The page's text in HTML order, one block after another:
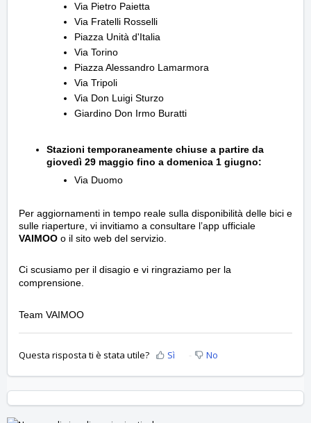
Via Pietro Paietta
Via Fratelli Rosselli
Piazza Unità d'Italia
Via Torino
Piazza Alessandro Lamarmora
Via Tripoli
Via Don Luigi Sturzo
Giardino Don Irmo Buratti
Stazioni temporaneamente chiuse a partire da
giovedì 29 maggio fino a domenica 1 giugno:
Via Duomo
Per aggiornamenti in tempo reale sulla disponibilità delle bici e
sulle riaperture, vi invitiamo a consultare l’app ufficiale
VAIMOO o il sito web del servizio.
Ci scusiamo per il disagio e vi ringraziamo per la
comprensione.
Team VAIMOO
Questa risposta ti è stata utile? Sì No